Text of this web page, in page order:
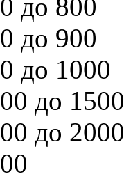
до 800
до 900
до 1000
до 1500
до 2000